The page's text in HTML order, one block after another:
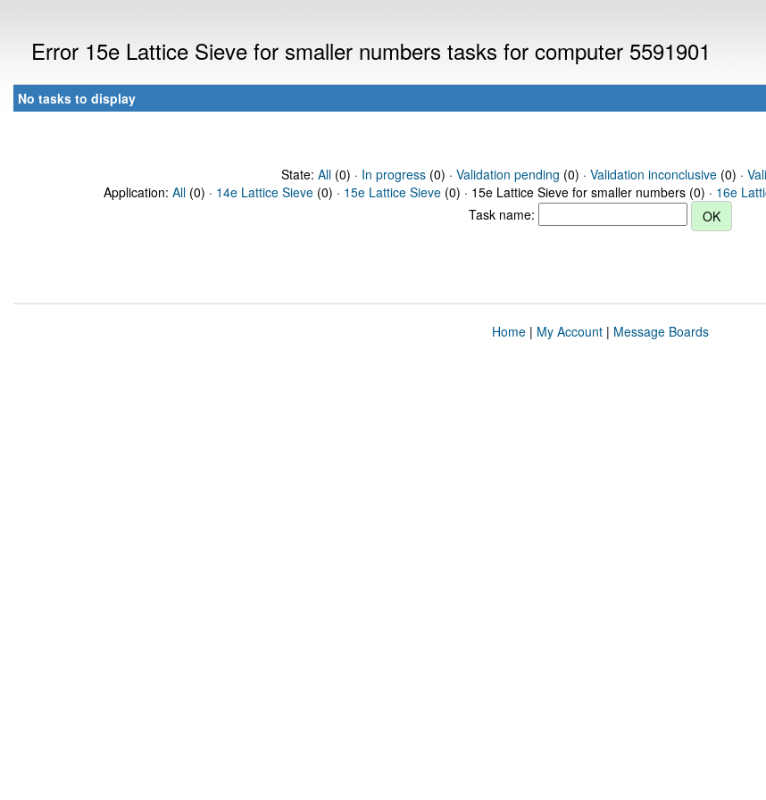
Error 15e Lattice Sieve for smaller numbers tasks for computer 5591901
No tasks to display
State: All(0) · In progress(0) · Validation pending (0) · Validation inconclusive(0) ·
Application: All (0) · 14e Lattice Sieve (0) · 15e Lattice Sieve (0) · 15e Lattice Sieve for smaller numbers (0) · 16e
Task name:
Home| My Account| Message Boards